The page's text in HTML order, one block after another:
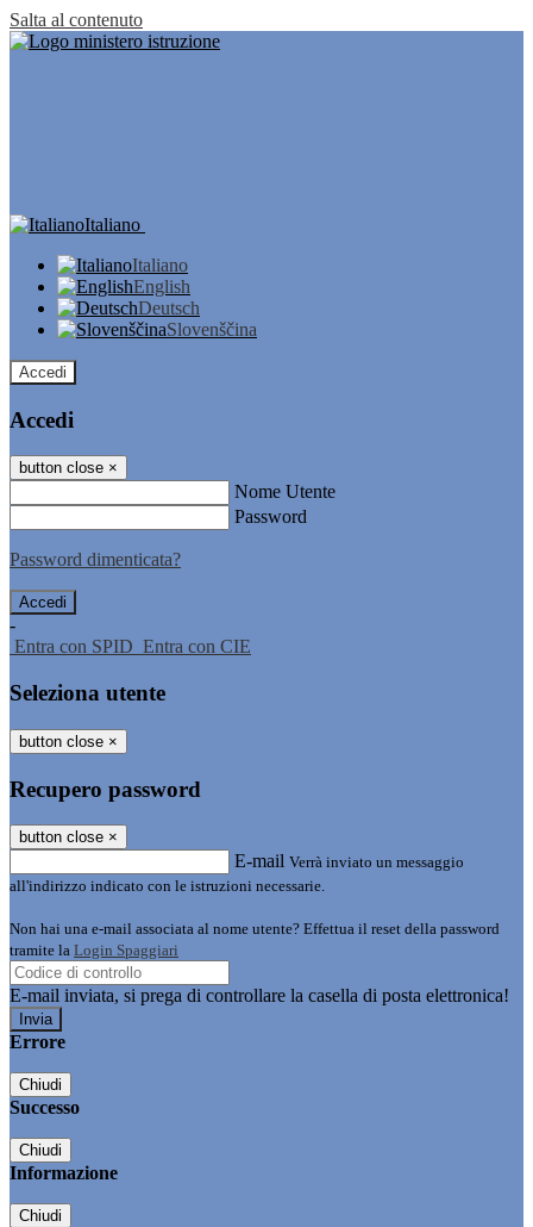
Salta al contenuto
Italiano
Italiano
English
Deutsch
Slovenščina
Accedi
Accedi
button close ×
Nome Utente
Password
Password dimenticata?
-
Entra con SPID Entra con CIE
Seleziona utente
button close ×
Recupero password
button close ×
E-mail Verrà inviato un messaggio
all'indirizzo indicato con le istruzioni necessarie.
Non hai una e-mail associata al nome utente? Effettua il reset della password
tramite la Login Spaggiari
E-mail inviata, si prega di controllare la casella di posta elettronica!
Errore
Chiudi
Successo
Chiudi
Informazione
Chiudi